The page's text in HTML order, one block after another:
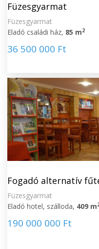
Füzesgyarmat
Füzesgyarmat
Eladó családi ház, 85 m2
36 500 000 Ft
Fogadó alternatív
Füzesgyarmat
Eladó hotel, szálloda, 409 m
190 000 000 Ft